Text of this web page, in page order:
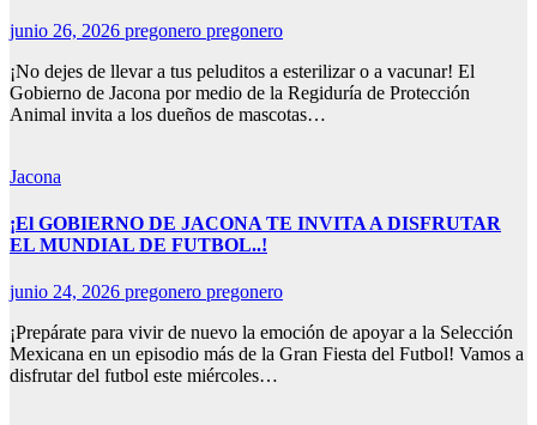
junio 26, 2026 pregonero pregonero
¡No dejes de llevar a tus peluditos a esterilizar o a vacunar! El
Gobierno de Jacona por medio de la Regiduría de Protección
Animal invita a los dueños de mascotas…
Jacona
¡El GOBIERNO DE JACONA TE INVITA A DISFRUTAR
EL MUNDIAL DE FUTBOL..!
junio 24, 2026 pregonero pregonero
¡Prepárate para vivir de nuevo la emoción de apoyar a la Selección
Mexicana en un episodio más de la Gran Fiesta del Futbol! Vamos a
disfrutar del futbol este miércoles…